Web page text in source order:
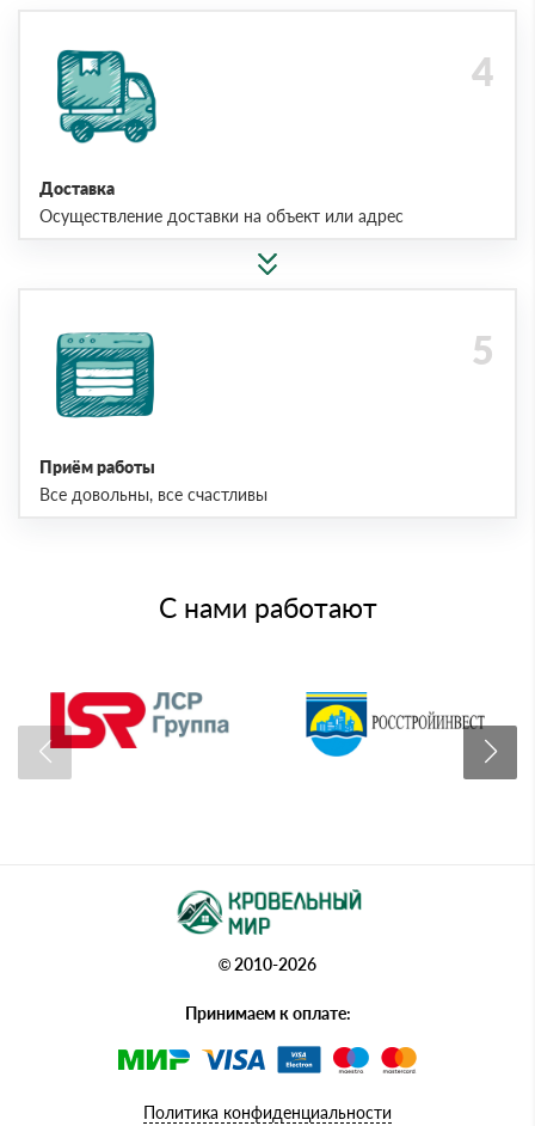
Доставка
Осуществление доставки на объект или адрес
Приём работы
Все довольны, все счастливы
С нами работают
© 2010-2026
Принимаем к оплате:
Политика конфиденциальности